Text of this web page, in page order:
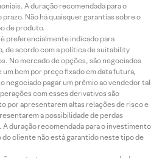
A duração recomendada para o
Não há quaisquer garantias sobre o
de produto.
preferencialmente indicado para
de acordo com a política de suitability
No mercado de opções, são negociados
bem por preço fixado em data futura,
negociado pagar um prêmio ao vendedor tal
com esses derivativos são
por apresentarem altas relações de risco e
a possibilidade de perdas
duração recomendada para o investimento
cliente não está garantido neste tipo de